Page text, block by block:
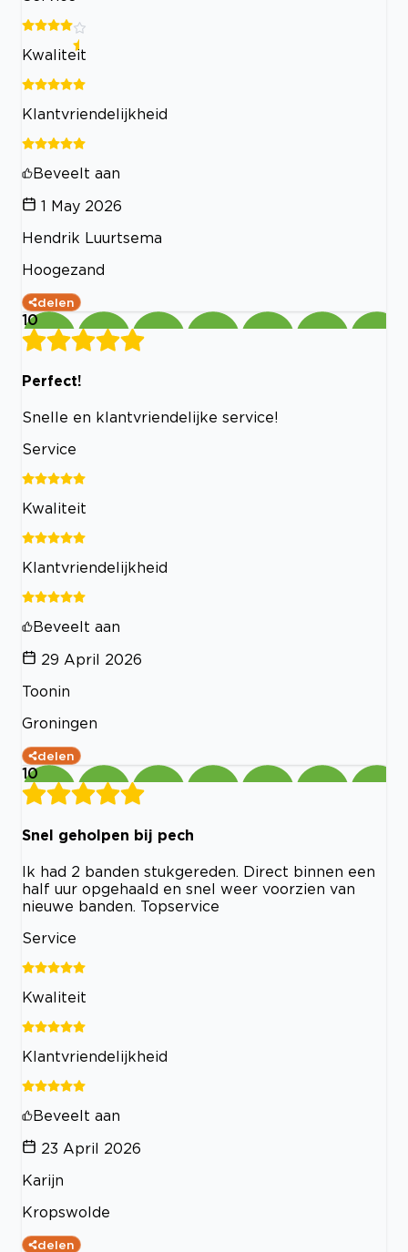
Kwaliteit
Klantvriendelijkheid
Beveelt aan
1 May 2026
Hendrik Luurtsema
Hoogezand
delen
10
Perfect!
Snelle en klantvriendelijke service!
Service
Kwaliteit
Klantvriendelijkheid
Beveelt aan
29 April 2026
Toonin
Groningen
delen
10
Snel geholpen bij pech
Ik had 2 banden stukgereden. Direct binnen een
half uur opgehaald en snel weer voorzien van
nieuwe banden. Topservice
Service
Kwaliteit
Klantvriendelijkheid
Beveelt aan
23 April 2026
Karijn
Kropswolde
delen